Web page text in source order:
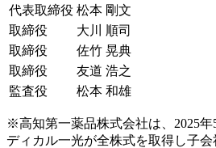
代表取締役 松本 剛文
取締役
大川 順司
取締役
佐竹 晃典
取締役
友道 浩之
監査役
松本 和雄
※高知第一薬品株式会社は、2025年
ディカル一光が全株式を取得し子会